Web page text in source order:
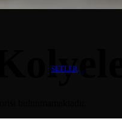
SETLER